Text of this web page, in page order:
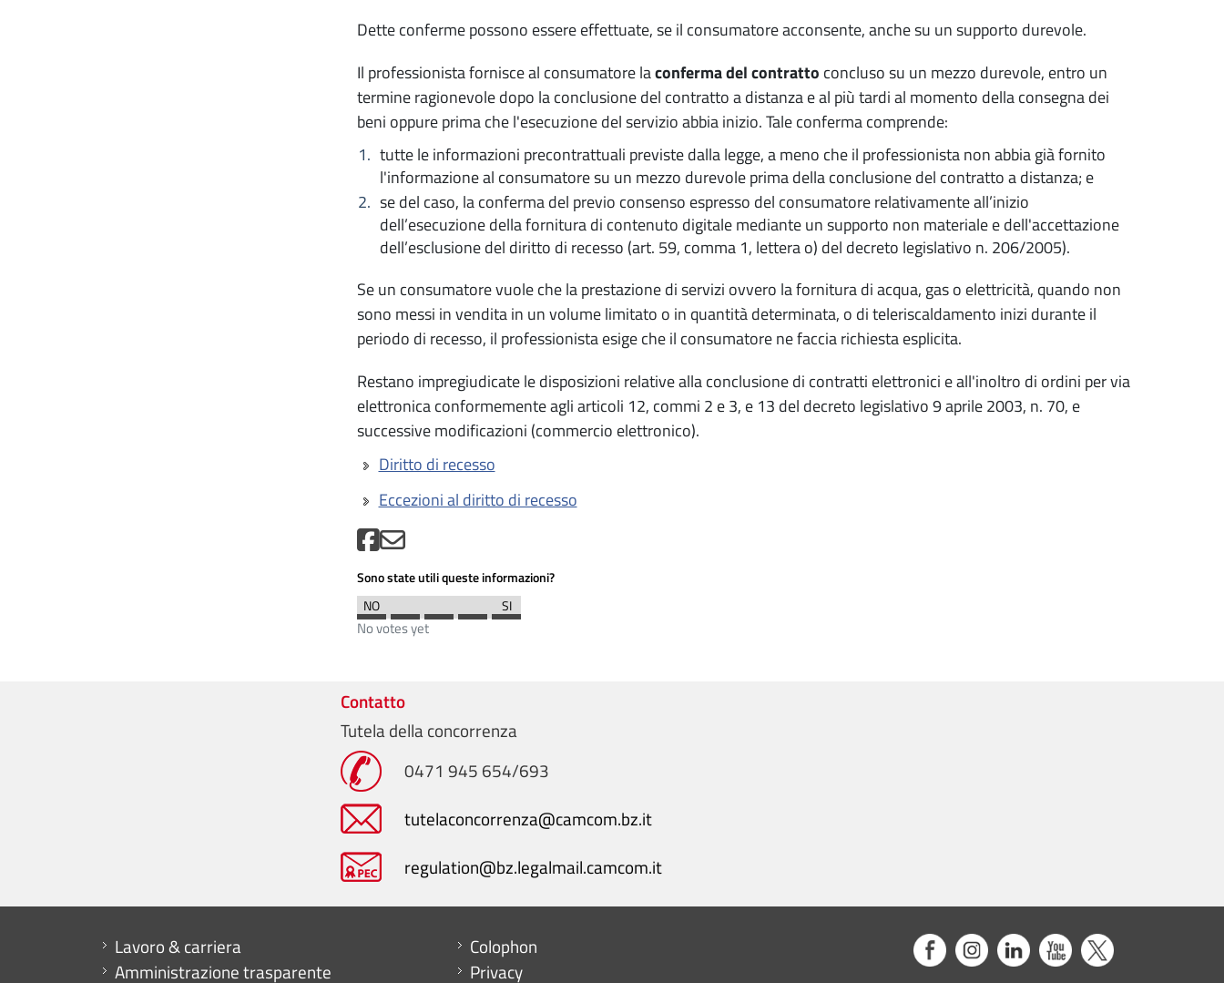
Dette conferme possono essere effettuate, se il consumatore acconsente, anche su un supporto durevole.
Il professionista fornisce al consumatore laconferma del contratto concluso su un mezzo durevole, entro un
termine ragionevole dopo la conclusione del contratto a distanza e al più tardi al momento della consegna dei
beni oppure prima che l'esecuzione del servizio abbia inizio. Tale conferma comprende:
tutte le informazioni precontrattuali previste dalla legge, a meno che il professionista non abbia già fornito
l'informazione al consumatore su un mezzo durevole prima della conclusione del contratto a distanza; e
se del caso, la conferma del previo consenso espresso del consumatore relativamente all’inizio
dell’esecuzione della fornitura di contenuto digitale mediante un supporto non materiale e dell'accettazione
dell’esclusione del diritto di recesso (art. 59, comma 1, lettera o) del decreto legislativo n. 206/2005).
Se un consumatore vuole che la prestazione di servizi ovvero la fornitura di acqua, gas o elettricità, quando non
sono messi in vendita in un volume limitato o in quantità determinata, o di teleriscaldamento inizi durante il
periodo di recesso, il professionista esige che il consumatore ne faccia richiesta esplicita.
Restano impregiudicate le disposizioni relative alla conclusione di contratti elettronici e all'inoltro di ordini per via
elettronica conformemente agli articoli 12, commi 2 e 3, e 13 del decreto legislativo 9 aprile 2003, n. 70, e
successive modificazioni (commercio elettronico).
Diritto di recesso
Eccezioni al diritto di recesso
Sono state utili queste informazioni?
No votes yet
Contatto
Tutela della concorrenza
0471 945 654/693
tutelaconcorrenza@camcom.bz.it
regulation@bz.legalmail.camcom.it
Mini menu di servizio
Lavoro & carriera
Amministrazione trasparente
Menu footer
Colophon
Privacy